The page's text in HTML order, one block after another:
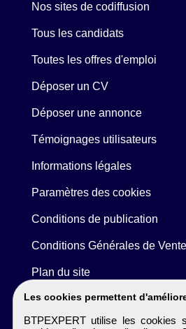
Les cookies permettent
BTPEXPERT utilise les cookies
Nos sites de codiffusion
Tous les candidats
Toutes les offres d'emploi
Déposer un CV
Déposer une annonce
Témoignages utilisateurs
Informations légales
Paramètres des cookies
Conditions de publication
Conditions Générales de Vente
Plan du site